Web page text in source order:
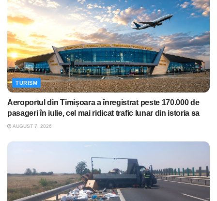
TURISM
Aeroportul din Timișoara a înregistrat peste 170.000 de
pasageri în iulie, cel mai ridicat trafic lunar din istoria sa
AUGUST 7, 2026